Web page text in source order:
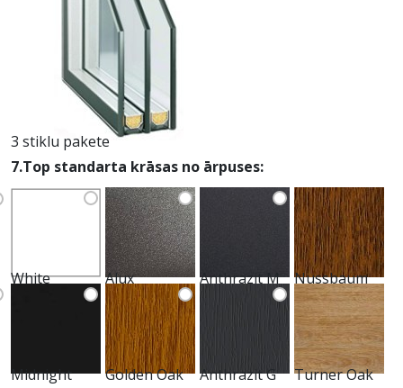
3 stiklu pakete
7.Top standarta krāsas no ārpuses:
White Alux Anthrazit M Nussbaum
Midnight Golden Oak Anthrazit G
Turner Oak